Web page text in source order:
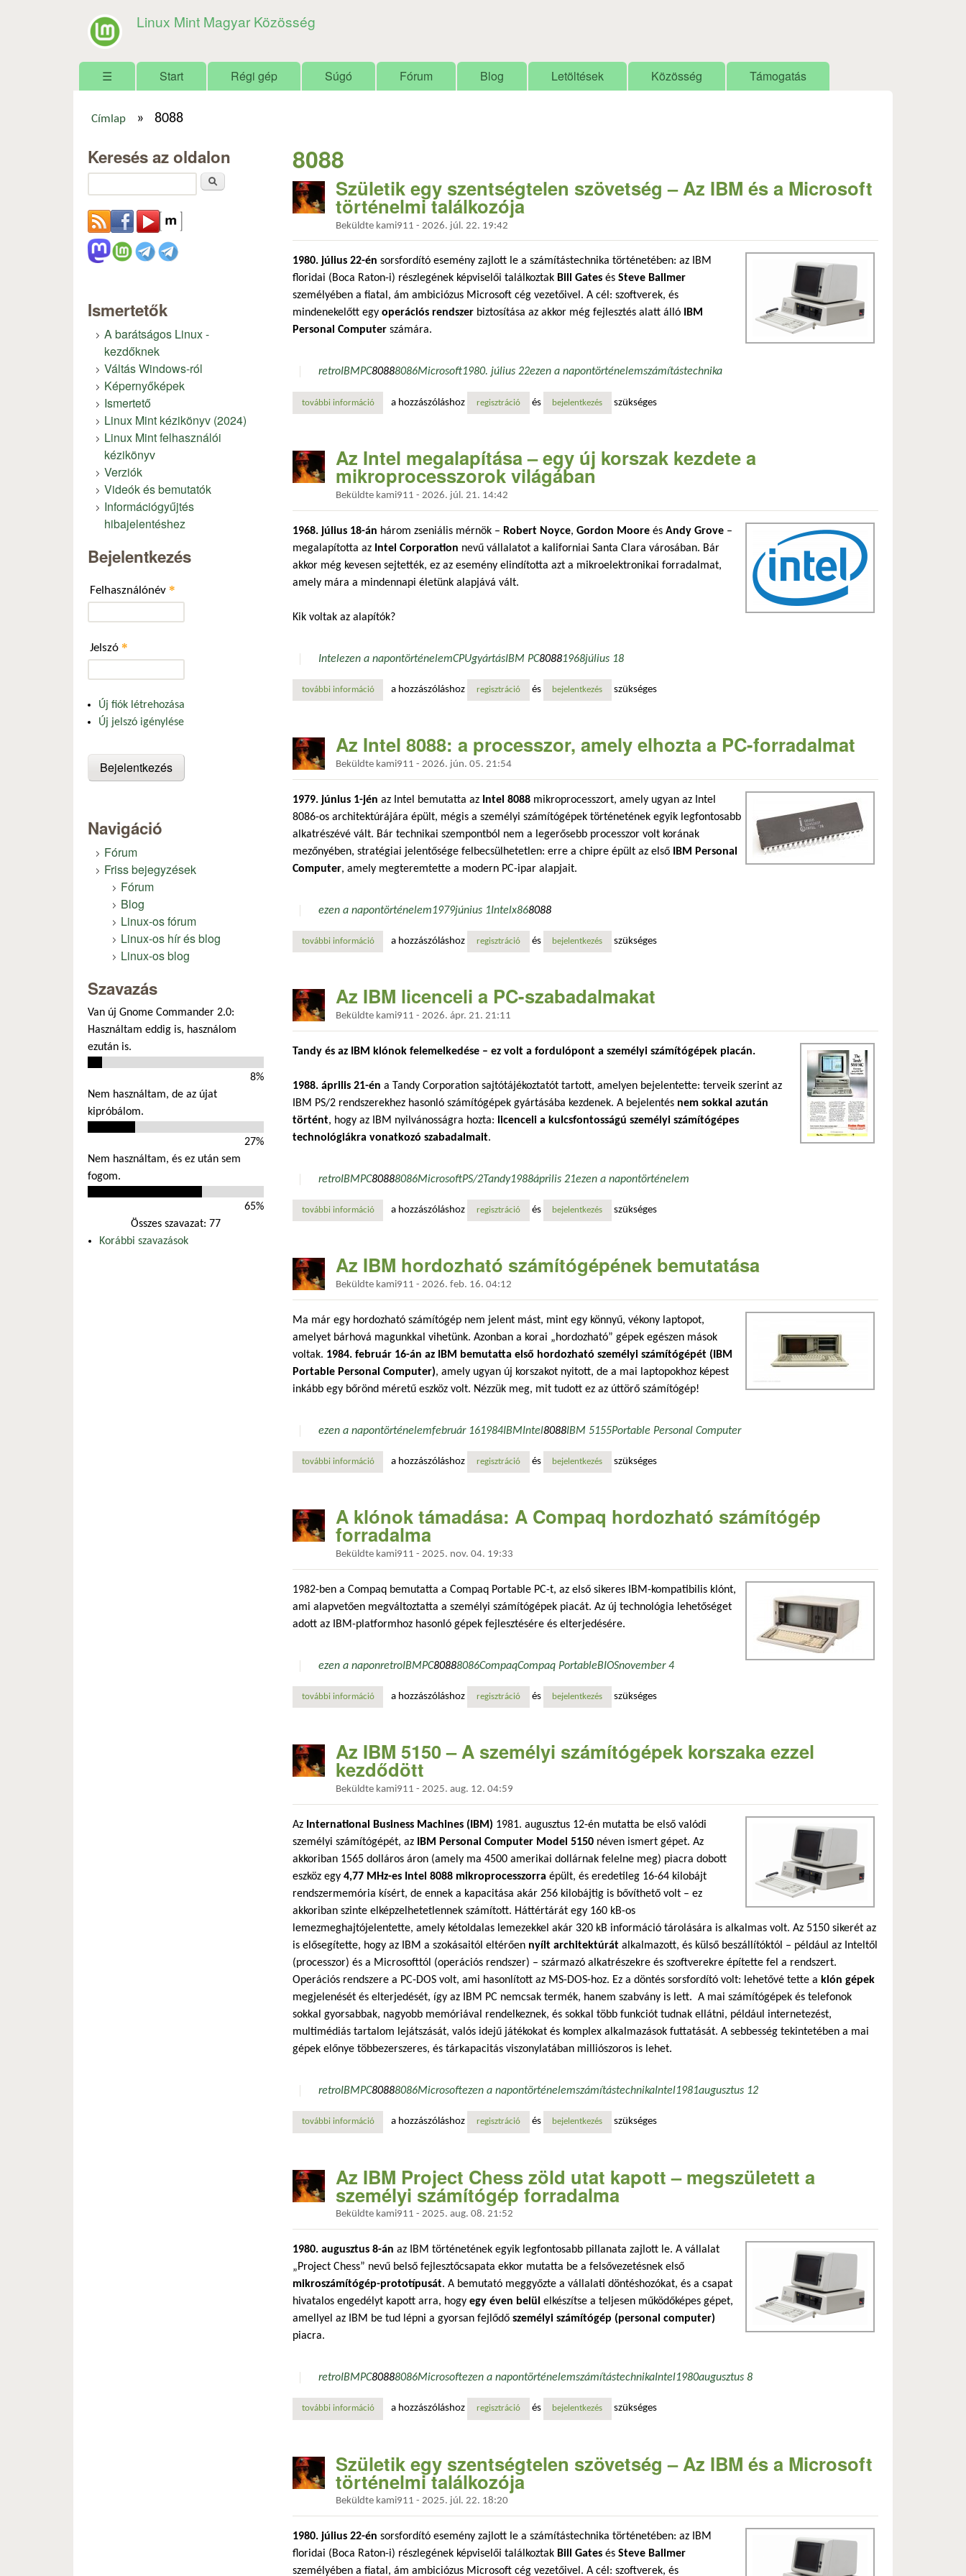
Linux Mint Magyar Közösség
Főmenü
☰ Start Régi gép Súgó Fórum Blog Letöltések Közösség Támogatás
Címlap » 8088
8088
Születik egy szentségtelen szövetség – Az IBM és a Microsoft
történelmi találkozója
Beküldte kami911 - 2026. júl. 22. 19:42
1980. július 22-én sorsfordító esemény zajlott le a számítástechnika történetében: az IBM
floridai (Boca Raton-i) részlegének képviselői találkoztak Bill Gates és Steve Ballmer
személyében a fiatal, ám ambiciózus Microsoft cég vezetőivel. A cél: szoftverek, és
mindenekelőtt egy operációs rendszer biztosítása az akkor még fejlesztés alatt álló IBM
Personal Computer számára.
retroIBMPC80888086Microsoft1980. július 22ezen a napontörténelemszámítástechnika
további információszületik egy szentségtelen szövetség – az ibm és a microsoft történelmi találkozója tartalommal kapcsolatosan
a hozzászóláshoz regisztráció és bejelentkezés szükséges
Az Intel megalapítása – egy új korszak kezdete a
mikroprocesszorok világában
Beküldte kami911 - 2026. júl. 21. 14:42
1968. július 18-án három zseniális mérnök – Robert Noyce, Gordon Moore és Andy Grove –
megalapította az Intel Corporation nevű vállalatot a kaliforniai Santa Clara városában. Bár
akkor még kevesen sejtették, ez az esemény elindította azt a mikroelektronikai forradalmat,
amely mára a mindennapi életünk alapjává vált.
Kik voltak az alapítók?
Intelezen a napontörténelemCPUgyártásIBM PC80881968július 18
további információaz intel megalapítása – egy új korszak kezdete a mikroprocesszorok világában tartalommal kapcsolatosan
a hozzászóláshoz regisztráció és bejelentkezés szükséges
Az Intel 8088: a processzor, amely elhozta a PC-forradalmat
Beküldte kami911 - 2026. jún. 05. 21:54
1979. június 1-jén az Intel bemutatta az Intel 8088 mikroprocesszort, amely ugyan az Intel
8086-os architektúrájára épült, mégis a személyi számítógépek történetének egyik legfontosabb
alkatrészévé vált. Bár technikai szempontból nem a legerősebb processzor volt korának
mezőnyében, stratégiai jelentősége felbecsülhetetlen: erre a chipre épült az első
IBM Personal
Computer, amely megteremtette a modern PC-ipar alapjait.
ezen a napontörténelem1979június 1Intelx868088
további információaz intel 8088: a processzor, amely elhozta a pc-forradalmat tartalommal kapcsolatosan
a hozzászóláshoz regisztráció és bejelentkezés szükséges
Az IBM licenceli a PC-szabadalmakat
Beküldte kami911 - 2026. ápr. 21. 21:11
Tandy és az IBM klónok felemelkedése – ez volt a fordulópont a személyi számítógépek piacán.
1988. április 21-én a Tandy Corporation sajtótájékoztatót tartott, amelyen bejelentette: terveik szerint az
IBM PS/2 rendszerekhez hasonló számítógépek gyártásába kezdenek. A bejelentés nem sokkal azután
történt, hogy az IBM nyilvánosságra hozta: licenceli a kulcsfontosságú személyi számítógépes
technológiákra vonatkozó szabadalmait.
retroIBMPC80888086MicrosoftPS/2Tandy1988április 21ezen a napontörténelem
további információaz ibm licenceli a pc-szabadalmakat tartalommal kapcsolatosan
a hozzászóláshoz regisztráció és bejelentkezés szükséges
Az IBM hordozható számítógépének bemutatása
Beküldte kami911 - 2026. feb. 16. 04:12
Ma már egy hordozható számítógép nem jelent mást, mint egy könnyű, vékony laptopot,
amelyet bárhová magunkkal vihetünk. Azonban a korai „hordozható” gépek egészen mások
voltak. 1984. február 16-án az IBM bemutatta első hordozható személyi számítógépét (IBM
Portable Personal Computer), amely ugyan új korszakot nyitott, de a mai laptopokhoz képest
inkább egy bőrönd méretű eszköz volt. Nézzük meg, mit tudott ez az úttörő számítógép!
ezen a napontörténelemfebruár 161984IBMIntel8088IBM 5155Portable Personal Computer
további információaz ibm hordozható számítógépének bemutatása tartalommal kapcsolatosan
a hozzászóláshoz regisztráció és bejelentkezés szükséges
A klónok támadása: A Compaq hordozható számítógép
forradalma
Beküldte kami911 - 2025. nov. 04. 19:33
1982-ben a Compaq bemutatta a Compaq Portable PC-t, az első sikeres IBM-kompatibilis klónt,
ami alapvetően megváltoztatta a személyi számítógépek piacát. Az új technológia lehetőséget
adott az IBM-platformhoz hasonló gépek fejlesztésére és elterjedésére.
ezen a naponretroIBMPC80888086CompaqCompaq PortableBIOSnovember 4
további információa klónok támadása: a compaq hordozható számítógép forradalma tartalommal kapcsolatosan
a hozzászóláshoz regisztráció és bejelentkezés szükséges
Az IBM 5150 – A személyi számítógépek korszaka ezzel
kezdődött
Beküldte kami911 - 2025. aug. 12. 04:59
Az International Business Machines (IBM) 1981. augusztus 12-én mutatta be első valódi
személyi számítógépét, az
IBM Personal Computer Model 5150 néven ismert gépet. Az
akkoriban 1565 dolláros áron (amely ma 4500 amerikai dollárnak felelne meg) piacra dobott
eszköz egy 4,77 MHz-es Intel 8088 mikroprocesszorra épült, és eredetileg 16-64 kilobájt
rendszermemória kísért, de ennek a kapacitása akár 256 kilobájtig is bővíthető volt – ez
akkoriban szinte elképzelhetetlennek számított. Háttértárát egy 160 kB-os
lemezmeghajtójelentette, amely kétoldalas lemezekkel akár 320 kB információ tárolására is alkalmas volt. Az 5150 sikerét az
is elősegítette, hogy az IBM a szokásaitól eltérően nyílt architektúrát alkalmazott, és külső beszállítóktól – például az Inteltől
(processzor) és a Microsofttól (operációs rendszer) – származó alkatrészekre és szoftverekre építette fel a rendszert.
Operációs rendszere a PC-DOS volt, ami hasonlított az MS-DOS-hoz. Ez a döntés sorsfordító volt: lehetővé tette a klón gépek
megjelenését és elterjedését, így az IBM PC nemcsak termék, hanem szabvány is lett. A mai számítógépek és telefonok
sokkal gyorsabbak, nagyobb memóriával rendelkeznek, és sokkal több funkciót tudnak ellátni, például internetezést,
multimédiás tartalom lejátszását, valós idejű játékokat és komplex alkalmazások futtatását. A sebbesség tekintetében a mai
gépek előnye többezerszeres, és tárkapacitás viszonylatában milliószoros is lehet.
retroIBMPC80888086Microsoftezen a napontörténelemszámítástechnikaIntel1981augusztus 12
további információaz ibm 5150 – a személyi számítógépek korszaka ezzel kezdődött tartalommal kapcsolatosan
a hozzászóláshoz regisztráció és bejelentkezés szükséges
Az IBM Project Chess zöld utat kapott – megszületett a
személyi számítógép forradalma
Beküldte kami911 - 2025. aug. 08. 21:52
1980. augusztus 8-án az IBM történetének egyik legfontosabb pillanata zajlott le. A vállalat
„Project Chess” nevű belső fejlesztőcsapata ekkor mutatta be a felsővezetésnek első
mikroszámítógép-prototípusát. A bemutató meggyőzte a vállalati döntéshozókat, és a csapat
hivatalos engedélyt kapott arra, hogy egy éven belül elkészítse a teljesen működőképes gépet,
amellyel az IBM be tud lépni a gyorsan fejlődő személyi számítógép (personal computer)
piacra.
retroIBMPC80888086Microsoftezen a napontörténelemszámítástechnikaIntel1980augusztus 8
további információaz ibm project chess zöld utat kapott – megszületett a személyi számítógép forradalma tartalommal kapcsolatosan
a hozzászóláshoz regisztráció és bejelentkezés szükséges
Születik egy szentségtelen szövetség – Az IBM és a Microsoft
történelmi találkozója
Beküldte kami911 - 2025. júl. 22. 18:20
1980. július 22-én sorsfordító esemény zajlott le a számítástechnika történetében: az IBM
floridai (Boca Raton-i) részlegének képviselői találkoztak Bill Gates és Steve Ballmer
személyében a fiatal, ám ambiciózus Microsoft cég vezetőivel. A cél: szoftverek, és
Keresés az oldalon
Ismertetők
A barátságos Linux -
kezdőknek
Váltás Windows-ról
Képernyőképek
Ismertető
Linux Mint kézikönyv (2024)
Linux Mint felhasználói
kézikönyv
Verziók
Videók és bemutatók
Információgyűjtés
hibajelentéshez
Bejelentkezés
Felhasználónév *
Jelszó *
Új fiók létrehozása
Új jelszó igénylése
Navigáció
Fórum
Friss bejegyzések
Fórum
Blog
Linux-os fórum
Linux-os hír és blog
Linux-os blog
Szavazás
Van új Gnome Commander 2.0:
Használtam eddig is, használom
ezután is.
8%
Nem használtam, de az újat
kipróbálom.
27%
Nem használtam, és ez után sem
fogom.
65%
Összes szavazat: 77
Korábbi szavazások